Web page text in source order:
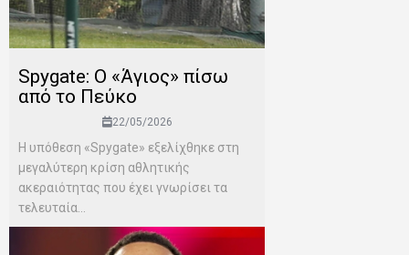
Spygate: Ο «Άγιος» πίσω
από το Πεύκο
22/05/2026
Η υπόθεση «Spygate» εξελίχθηκε στη
μεγαλύτερη κρίση αθλητικής
ακεραιότητας που έχει γνωρίσει τα
τελευταία...